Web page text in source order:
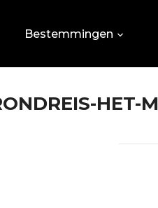
Bestemmingen
HET-